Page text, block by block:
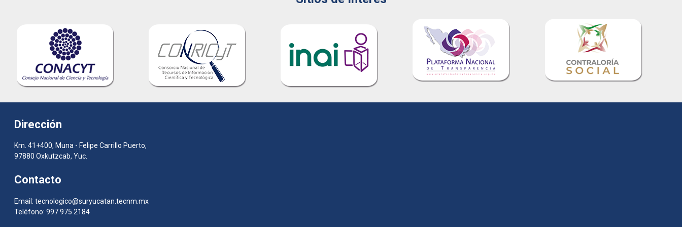
Dirección
Km. 41+400, Muna - Felipe Carrillo Puerto,
97880 Oxkutzcab, Yuc.
Contacto
Email: tecnologico@suryucatan.tecnm.mx
Teléfono: 997 975 2184